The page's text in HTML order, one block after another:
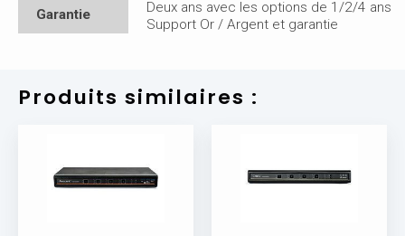
Garantie
Deux ans avec les options de 1/2/4 ans
Support Or / Argent et garantie
Produits similaires :